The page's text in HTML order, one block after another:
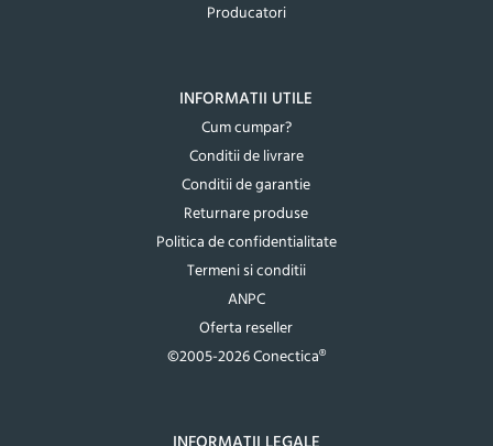
Producatori
INFORMATII UTILE
Cum cumpar?
Conditii de livrare
Conditii de garantie
Returnare produse
Politica de confidentialitate
Termeni si conditii
ANPC
Oferta reseller
©2005-2026 Conectica®